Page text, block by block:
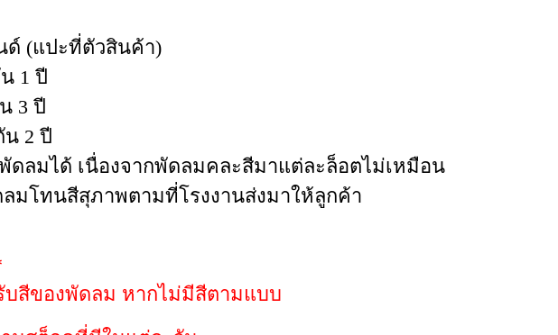
ด์ (แปะที่ตัวสินค้า)
1 ปี
3 ปี
น 2 ปี
ดลมได้ เนื่องจากพัดลมคละสีมาแต่ละล็อตไม่เหมือน
มโทนสีสุภาพตามที่โรงงานส่งมาให้ลูกค้า
บสีของพัดลม หากไม่มีสีตามแบบ